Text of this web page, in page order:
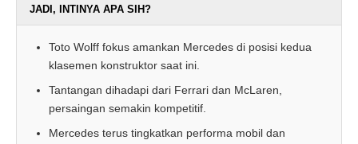
JADI, INTINYA APA SIH?
Toto Wolff fokus amankan Mercedes di posisi kedua
klasemen konstruktor saat ini.
Tantangan dihadapi dari Ferrari dan McLaren,
persaingan semakin kompetitif.
Mercedes terus tingkatkan performa mobil dan